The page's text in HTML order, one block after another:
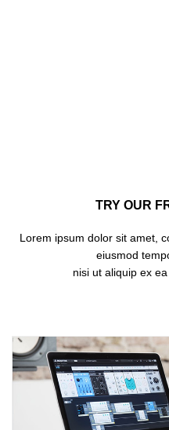
TRY OUR
Lorem ipsum dolor sit amet,
eiusmod
nisi ut aliquip ex